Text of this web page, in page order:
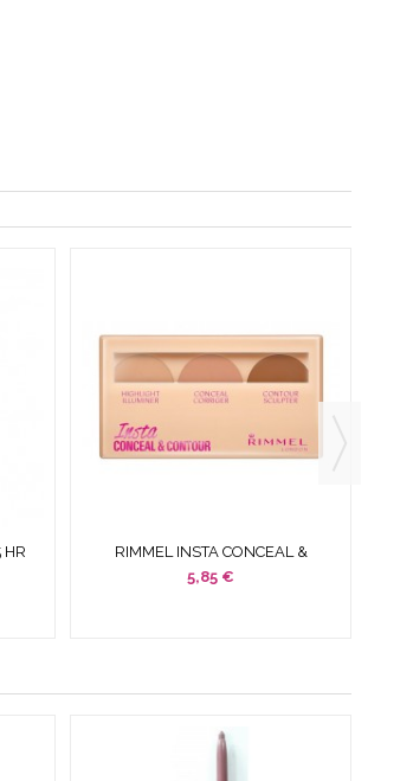
HR
RIMMEL INSTA CONCEAL &
CONTOUR PALETTE 020 MEDIUM
5,85 €